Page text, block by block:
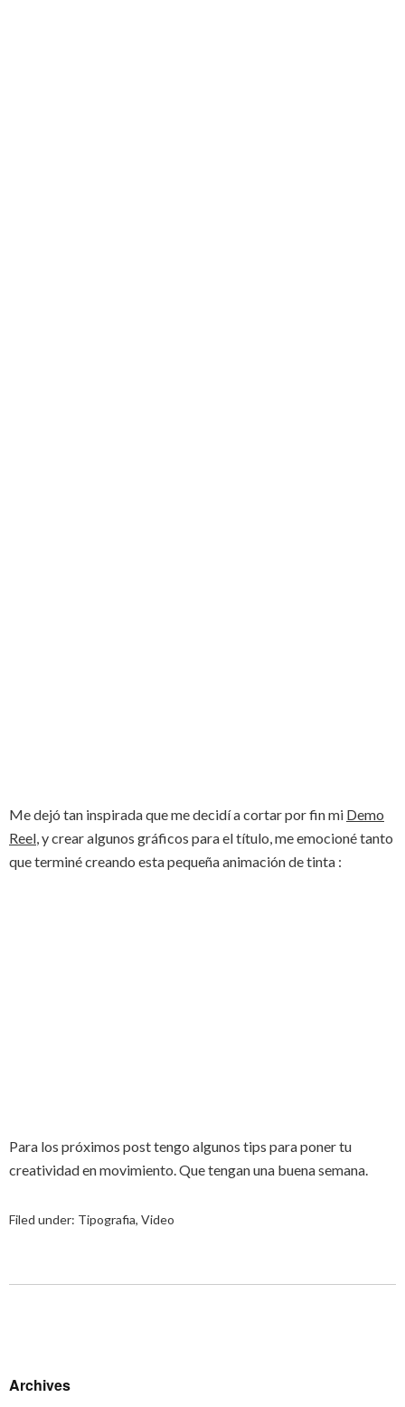
Me dejó tan inspirada que me decidí a cortar por fin mi Demo
Reel, y crear algunos gráficos para el título, me emocioné tanto
que terminé creando esta pequeña animación de tinta :
Para los próximos post tengo algunos tips para poner tu
creatividad en movimiento. Que tengan una buena semana.
Filed under: Tipografia, Video
Archives